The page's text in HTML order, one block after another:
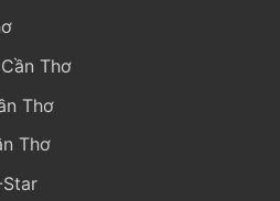
Thơ
Thơ
Thơ